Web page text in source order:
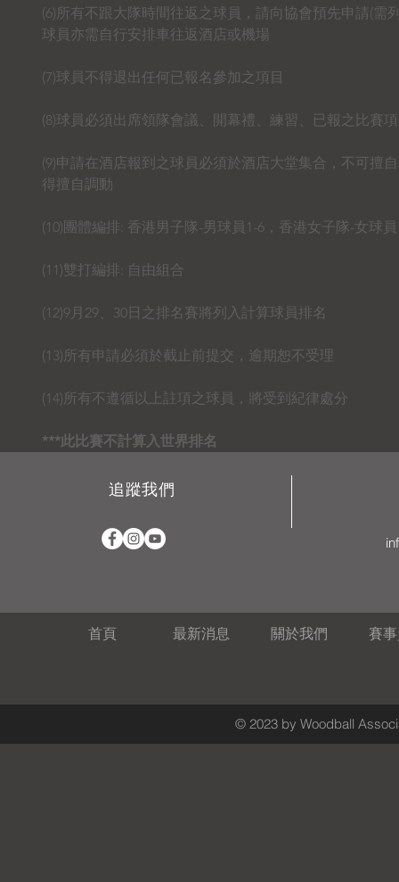
(6)所有不跟大隊時間往返之球員，請向協會預先申請(需
球員亦需自行安排車往返酒店或機場
(7)球員不得退出任何已報名參加之項目
(8)球員必須出席領隊會議、開幕禮、練習、已報之比賽
(9)申請在酒店報到之球員必須於酒店大堂集合，不可擅
得擅自調動
(10)團體編排: 香港男子隊-男球員1-6，香港女子隊-女球
(11)雙打編排: 自由組合
(12)9月29、30日之排名賽將列入計算球員排名
(13)所有申請必須於截止前提交，逾期恕不受理
(14)所有不遵循以上註項之球員，將受到紀律處分
***此比賽不計算入世界排名
追蹤我們
首頁 最新消息 關於我們 賽
© 2023 by Woodball